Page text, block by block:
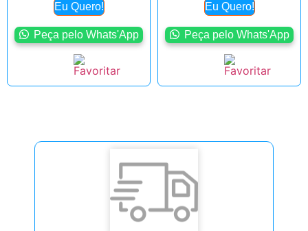
Eu Quero!
Peça pelo Whats'App
Eu Quero!
Peça pelo Whats'App